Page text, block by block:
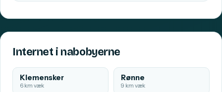
Internet i nabobyerne
Klemensker
6 km væk
Rønne
9 km væk